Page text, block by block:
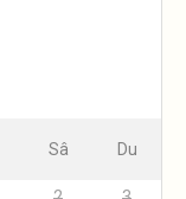
Sâ Du